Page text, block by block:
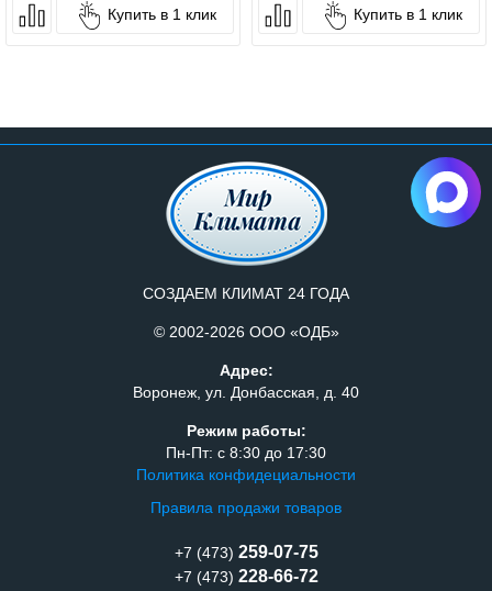
Купить в 1 клик
Купить в 1 клик
СОЗДАЕМ КЛИМАТ 24 ГОДА
© 2002-2026 ООО «ОДБ»
Адрес:
Воронеж, ул. Донбасская, д. 40
Режим работы:
Пн-Пт: с 8:30 до 17:30
Политика конфидециальности
Правила продажи товаров
+7 (473) 259-07-75
+7 (473) 228-66-72